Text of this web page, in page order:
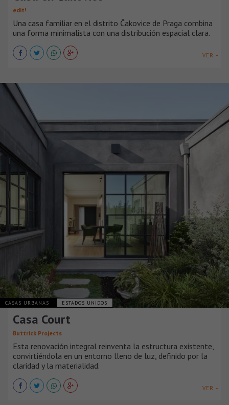
edit!
Una casa familiar en el distrito Čakovice de Praga combina
una forma minimalista con una distribución espacial clara.
VER +
CASAS URBANAS ESTADOS UNIDOS
Casa Court
Buttrick Projects
Esta renovación integral reinventa la estructura existente,
convirtiéndola en un entorno lleno de luz, definido por la
claridad y la materialidad.
VER +